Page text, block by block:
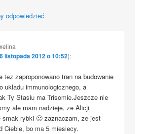
odpowiedzieć
listopada 2012 o 10:52):
tez zaproponowano tran na budowanie
ukladu immunologicznego, a
Ty Stasiu ma Trisomie.Jeszcze nie
ale mam nadzieje, ze Alicji
smak rybki 🙂 zaznaczam, ze jest
Ciebie, bo ma 5 miesiecy.